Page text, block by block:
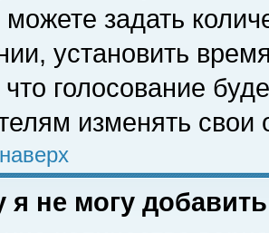
задать
установить
что голосование
изменять свои
я не могу